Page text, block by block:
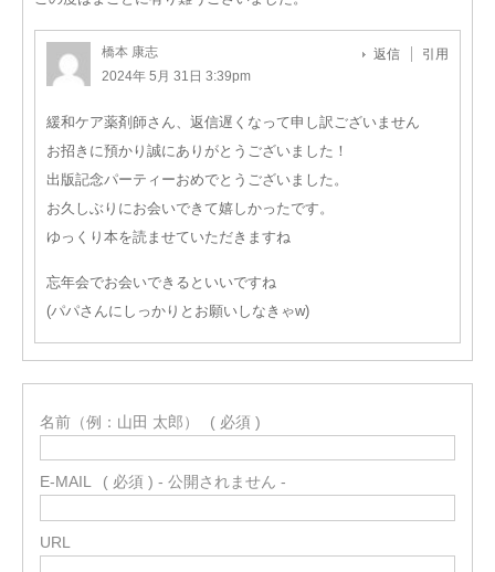
橋本 康志
2024年 5月 31日 3:39pm
返信 引用
緩和ケア薬剤師さん、返信遅くなって申し訳ございません
お招きに預かり誠にありがとうございました！
出版記念パーティーおめでとうございました。
お久しぶりにお会いできて嬉しかったです。
ゆっくり本を読ませていただきますね
忘年会でお会いできるといいですね
(パパさんにしっかりとお願いしなきゃw)
名前（例：山田 太郎） ( 必須 )
E-MAIL ( 必須 ) - 公開されません -
URL